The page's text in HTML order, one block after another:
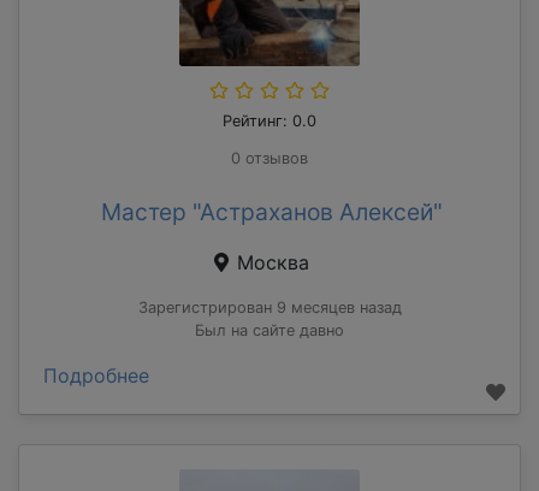
Рейтинг: 0.0
0 отзывов
Мастер "Астраханов Алексей"
Москва
Зарегистрирован 9 месяцев назад
Был на сайте давно
Подробнее